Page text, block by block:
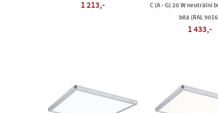
1 213,-
C (A - G) 20 W neutrální
bílá (RAL
1 433,-